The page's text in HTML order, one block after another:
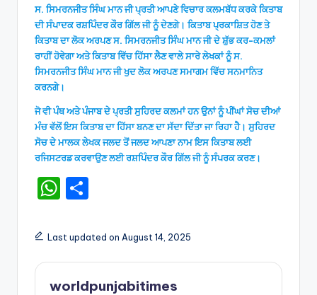
ਸ. ਸਿਮਰਨਜੀਤ ਸਿੰਘ ਮਾਨ ਜੀ ਪ੍ਰਤੀ ਆਪਣੇ ਵਿਚਾਰ ਕਲਮਬੱਧ ਕਰਕੇ ਕਿਤਾਬ
ਦੀ ਸੰਪਾਦਕ ਰਸ਼ਪਿੰਦਰ ਕੌਰ ਗਿੱਲ ਜੀ ਨੂੰ ਦੇਣਗੇ। ਕਿਤਾਬ ਪ੍ਰਕਾਸ਼ਿਤ ਹੋਣ ਤੇ
ਕਿਤਾਬ ਦਾ ਲੋਕ ਅਰਪਣ ਸ. ਸਿਮਰਨਜੀਤ ਸਿੰਘ ਮਾਨ ਜੀ ਦੇ ਸ਼ੁੱਭ ਕਰ-ਕਮਲਾਂ
ਰਾਹੀਂ ਹੋਵੇਗਾ ਅਤੇ ਕਿਤਾਬ ਵਿੱਚ ਹਿੱਸਾ ਲੈਣ ਵਾਲੇ ਸਾਰੇ ਲੇਖਕਾਂ ਨੂੰ ਸ.
ਸਿਮਰਨਜੀਤ ਸਿੰਘ ਮਾਨ ਜੀ ਖੁਦ ਲੋਕ ਅਰਪਣ ਸਮਾਗਮ ਵਿੱਚ ਸਨਮਾਨਿਤ
ਕਰਨਗੇ।
ਜੋ ਵੀ ਪੰਥ ਅਤੇ ਪੰਜਾਬ ਦੇ ਪ੍ਰਤੀ ਸੁਹਿਰਦ ਕਲਮਾਂ ਹਨ ਉਨਾਂ ਨੂੰ ਪੀਂਘਾਂ ਸੋਚ ਦੀਆਂ
ਮੰਚ ਵੱਲੋਂ ਇਸ ਕਿਤਾਬ ਦਾ ਹਿੱਸਾ ਬਨਣ ਦਾ ਸੱਦਾ ਦਿੱਤਾ ਜਾ ਰਿਹਾ ਹੈ। ਸੁਹਿਰਦ
ਸੋਚ ਦੇ ਮਾਲਕ ਲੇਖਕ ਜਲਦ ਤੋਂ ਜਲਦ ਆਪਣਾ ਨਾਮ ਇਸ ਕਿਤਾਬ ਲਈ
ਰਜਿਸਟਰਡ ਕਰਵਾਉਣ ਲਈ ਰਸ਼ਪਿੰਦਰ ਕੌਰ ਗਿੱਲ ਜੀ ਨੂੰ ਸੰਪਰਕ ਕਰਣ।
W
a
ts
A
ar
e
Last updated on August 14, 2025
worldpunjabitimes